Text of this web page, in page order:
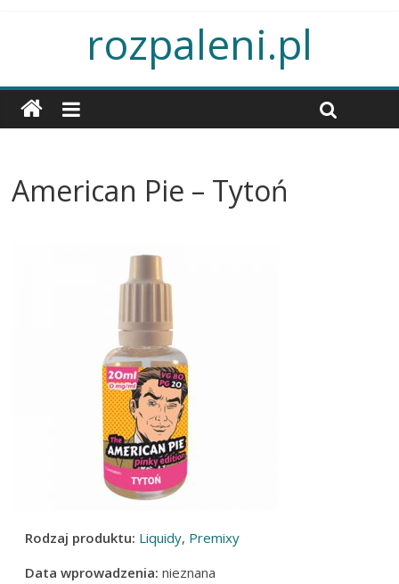
rozpaleni.pl
American Pie – Tytoń
Rodzaj produktu: Liquidy, Premixy
Data wprowadzenia:nieznana